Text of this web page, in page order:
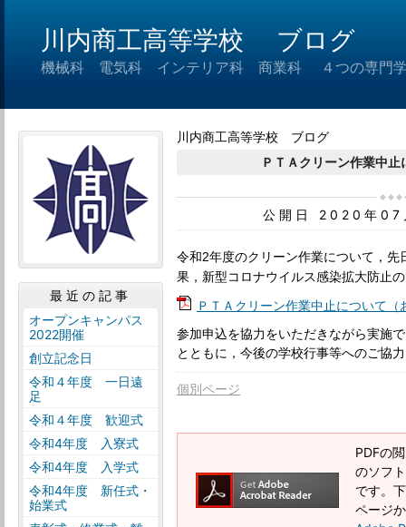
川内商工高等学校 ブログ
機械科 電気科 インテリア科 商業科 ４つの専門学
川内商工高等学校 ブログ
ＰＴＡクリーン作業中
公開日 2020年
令和2年度のクリーン作業について， 先
果，新型コロナウイルス感染拡大防止
ＰＴＡクリーン作業中止について
参加申込を協力をいただきながら実施
とともに， 今後の学校行事等へのご協
個別ページ
PDFの
のソフ
です。
ページ
最近の記事
オープンキャンパス
2022開催
創立記念日
令和４年度 一日遠
足
令和４年度 歓迎式
令和4年度 入寮式
令和4年度 入学式
令和4年度 新任式・
始業式